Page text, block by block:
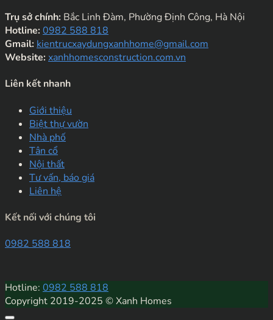
Trụ sở chính: Bắc Linh Đàm, Phường Định Công, Hà Nội
Hotline:0982 588 818
Gmail: kientrucxaydungxanhhome@gmail.com
Website:xanhhomesconstruction.com.vn
Liên kết nhanh
Giới thiệu
Biệt thự vườn
Nhà phố
Tân cổ
Nội thất
Tư vấn, báo giá
Liên hệ
Kết nối với chúng tôi
0982 588 818
Hotline: 0982 588 818
Copyright 2019-2025 © Xanh Homes